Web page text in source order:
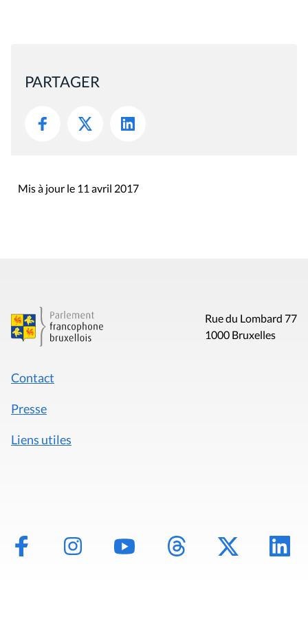
PARTAGER
Mis à jour le 11 avril 2017
Rue du Lombard 77
1000 Bruxelles
Contact
Presse
Liens utiles